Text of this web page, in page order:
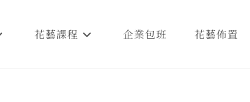
花藝課程 企業包班 花藝佈置